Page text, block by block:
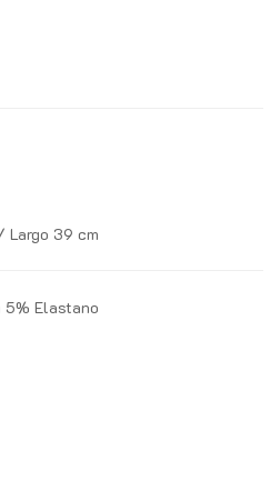
era: 14.90€.
actual es: 9.90€.
Largo 39 cm
Elastano